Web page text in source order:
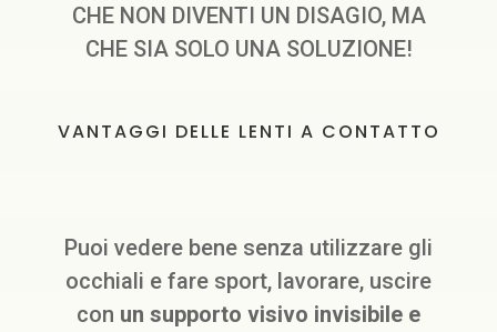
CHE NON DIVENTI UN DISAGIO, MA
CHE SIA SOLO UNA SOLUZIONE!
VANTAGGI DELLE LENTI A CONTATTO
Puoi vedere bene senza utilizzare gli
occhiali e fare sport, lavorare, uscire
con un supporto visivo invisibile e